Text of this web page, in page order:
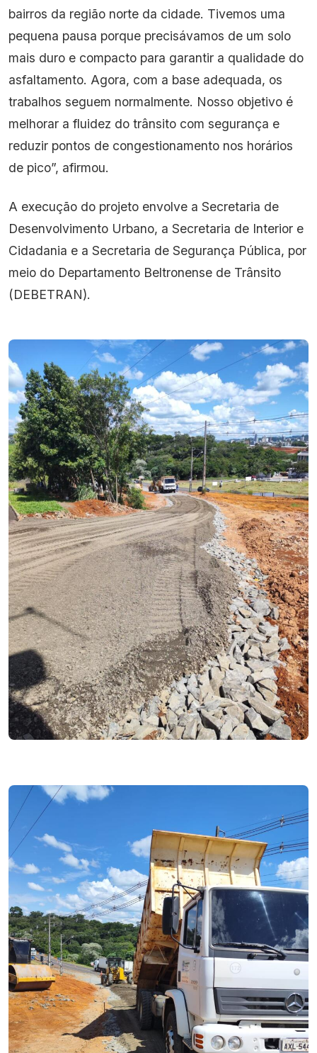
bairros da região norte da cidade. Tivemos uma
pequena pausa porque precisávamos de um solo
mais duro e compacto para garantir a qualidade do
asfaltamento. Agora, com a base adequada, os
trabalhos seguem normalmente. Nosso objetivo é
melhorar a fluidez do trânsito com segurança e
reduzir pontos de congestionamento nos horários
de pico”, afirmou.
A execução do projeto envolve a Secretaria de
Desenvolvimento Urbano, a Secretaria de Interior e
Cidadania e a Secretaria de Segurança Pública, por
meio do Departamento Beltronense de Trânsito
(DEBETRAN).